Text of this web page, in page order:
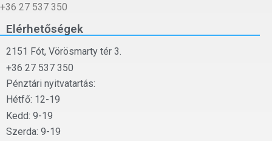
+36 27 537 350
Elérhetőségek
2151 Fót, Vörösmarty tér 3.
+36 27 537 350
Pénztári nyitvatartás:
Hétfő: 12-19
Kedd: 9-19
Szerda: 9-19